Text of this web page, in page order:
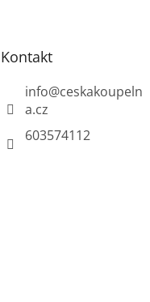
Kontakt
info@ceskakoupeln
a.cz
603574112